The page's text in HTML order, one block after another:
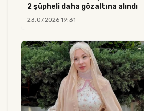
2 şüpheli daha gözaltına alındı
23.07.2026 19:31